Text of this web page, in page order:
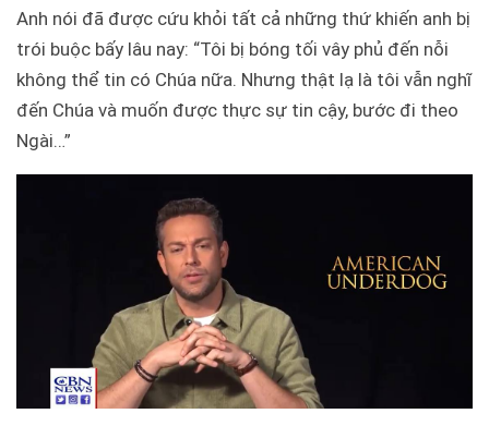
Anh nói đã được cứu khỏi tất cả những thứ khiến anh bị
trói buộc bấy lâu nay: “Tôi bị bóng tối vây phủ đến nỗi
không thể tin có Chúa nữa. Nhưng thật lạ là tôi vẫn nghĩ
đến Chúa và muốn được thực sự tin cậy, bước đi theo
Ngài…”